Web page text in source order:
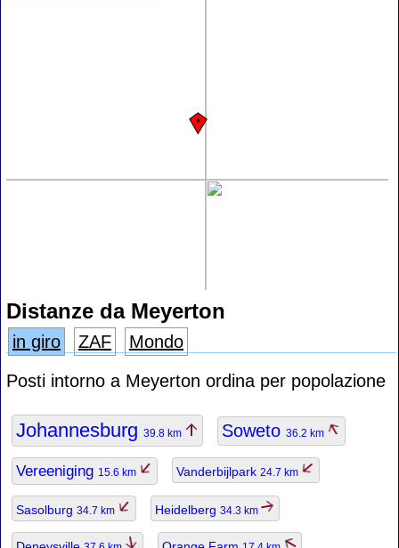
Distanze da Meyerton
in giro ZAF
Mondo
Posti intorno a Meyerton ordina per popolazione
Johannesburg 39.8 km Soweto 36.2 km
Vereeniging 15.6 km Vanderbijlpark 24.7 km
Sasolburg 34.7 km Heidelberg 34.3 km